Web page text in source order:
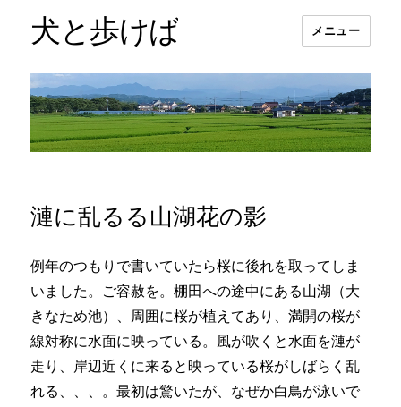
犬と歩けば メニュー
漣に乱るる山湖花の影
例年のつもりで書いていたら桜に後れを取ってしま
いました。ご容赦を。棚田への途中にある山湖（大
きなため池）、周囲に桜が植えてあり、満開の桜が
線対称に水面に映っている。風が吹くと水面を漣が
走り、岸辺近くに来ると映っている桜がしばらく乱
れる、、、。最初は驚いたが、なぜか白鳥が泳いで